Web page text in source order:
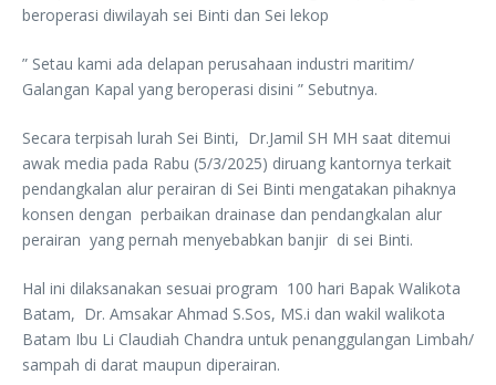
beroperasi diwilayah sei Binti dan Sei lekop
” Setau kami ada delapan perusahaan industri maritim/
Galangan Kapal yang beroperasi disini ” Sebutnya.
Secara terpisah lurah Sei Binti, Dr.Jamil SH MH saat ditemui
awak media pada Rabu (5/3/2025) diruang kantornya terkait
pendangkalan alur perairan di Sei Binti mengatakan pihaknya
konsen dengan perbaikan drainase dan pendangkalan alur
perairan yang pernah menyebabkan banjir di sei Binti.
Hal ini dilaksanakan sesuai program 100 hari Bapak Walikota
Batam, Dr. Amsakar Ahmad S.Sos, MS.i dan wakil walikota
Batam Ibu Li Claudiah Chandra untuk penanggulangan Limbah/
sampah di darat maupun diperairan.